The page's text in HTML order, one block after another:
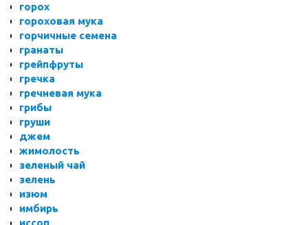
горох
гороховая мука
горчичные семена
гранаты
грейпфруты
гречка
гречневая мука
грибы
груши
джем
жимолость
зеленый чай
зелень
изюм
имбирь